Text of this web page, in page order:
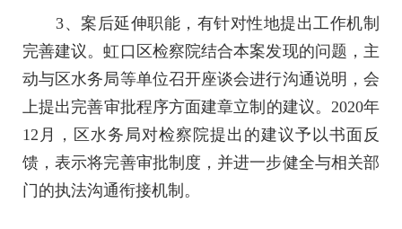
3、案后延伸职能，有针对性地提出工作机制
完善建议。虹口区检察院结合本案发现的问题，主
动与区水务局等单位召开座谈会进行沟通说明，会
上提出完善审批程序方面建章立制的建议。2020年
12月，区水务局对检察院提出的建议予以书面反
馈，表示将完善审批制度，并进一步健全与相关部
门的执法沟通衔接机制。